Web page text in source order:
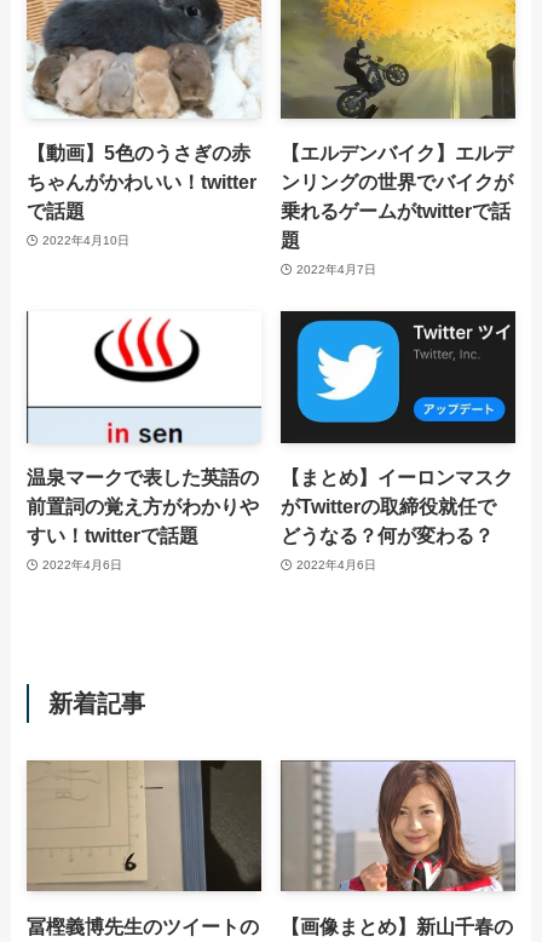
【動画】5色のうさぎの赤
ちゃんがかわいい！twitter
で話題
2022年4月10日
【エルデンバイク】エルデ
ンリングの世界でバイクが
乗れるゲームがtwitterで話
題
2022年4月7日
温泉マークで表した英語の
前置詞の覚え方がわかりや
すい！twitterで話題
2022年4月6日
【まとめ】イーロンマスク
がTwitterの取締役就任で
どうなる？何が変わる？
2022年4月6日
新着記事
冨樫義博先生のツイートの
【画像まとめ】新山千春の